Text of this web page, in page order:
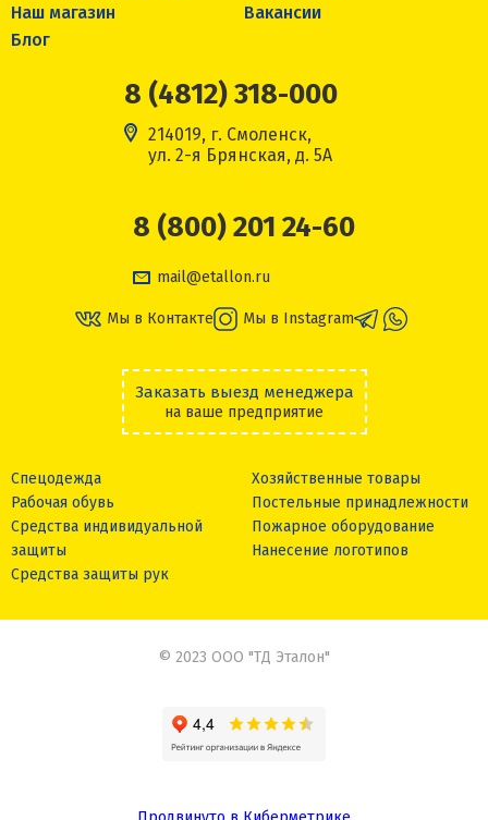
Наш магазин
Вакансии
Блог
8 (4812) 318-000
214019, г. Смоленск,
ул. 2-я Брянская, д. 5А
8 (800) 201 24-60
mail@etallon.ru
Мы в Контакте Мы в Instagram
Заказать выезд менеджера
на ваше предприятие
Спецодежда
Рабочая обувь
Средства индивидуальной
защиты
Средства защиты рук
Хозяйственные товары
Постельные принадлежности
Пожарное оборудование
Нанесение логотипов
© 2023 ООО "ТД Эталон"